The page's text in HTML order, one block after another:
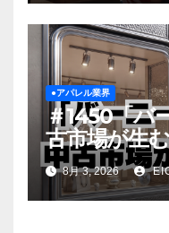
●アパレル業界
＃1450「バ
古市場が生
8月 3, 2026